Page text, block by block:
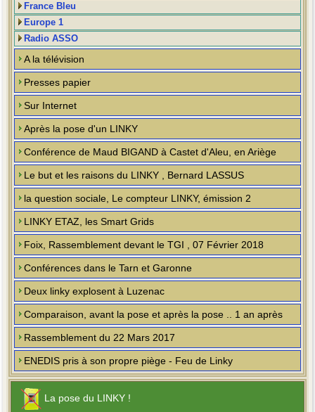
France Bleu
Europe 1
Radio ASSO
A la télévision
Presses papier
Sur Internet
Après la pose d'un LINKY
Conférence de Maud BIGAND à Castet d'Aleu, en Ariège
Le but et les raisons du LINKY , Bernard LASSUS
la question sociale, Le compteur LINKY, émission 2
LINKY ETAZ, les Smart Grids
Foix, Rassemblement devant le TGI , 07 Février 2018
Conférences dans le Tarn et Garonne
Deux linky explosent à Luzenac
Comparaison, avant la pose et après la pose .. 1 an après
Rassemblement du 22 Mars 2017
ENEDIS pris à son propre piège - Feu de Linky
La pose du LINKY !